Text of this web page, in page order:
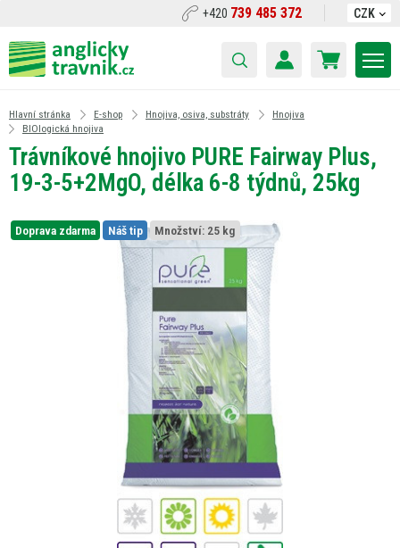
+420 739 485 372 CZK
Hlavní stránka E-shop Hnojiva, osiva, substráty
Hnojiva
BIOlogická hnojiva
Trávníkové hnojivo PURE Fairway Plus,
19-3-5+2MgO, délka 6-8 týdnů, 25kg
Doprava zdarma Náš tip Množství: 25 kg